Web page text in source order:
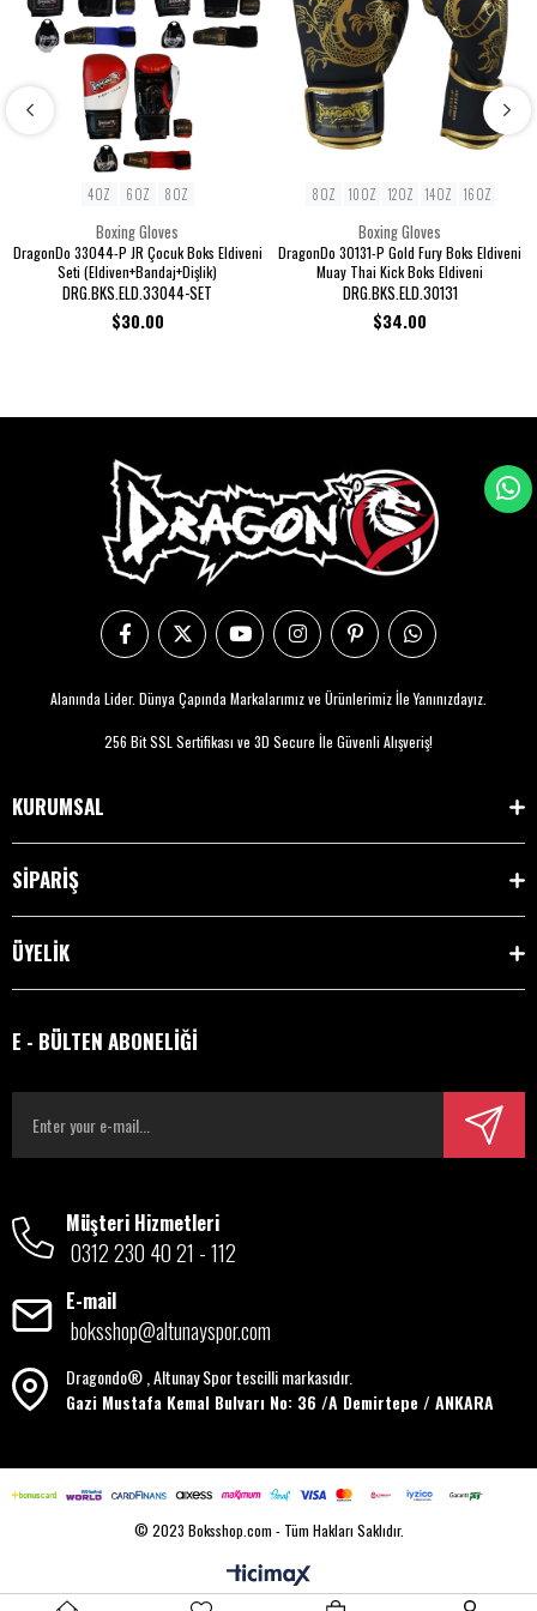
Boxing Gloves
DragonDo 33044-P JR Çocuk Boks Eldiveni
Seti (Eldiven+Bandaj+Dişlik)
DRG.BKS.ELD.33044-SET
$30.00
4 OZ 6 OZ 8 OZ
Boxing Gloves
DragonDo 30131-P Gold Fury Boks Eldiveni
Muay Thai Kick Boks Eldiveni
DRG.BKS.ELD.30131
$34.00
8 OZ 10 OZ 12 OZ 14 OZ 16 OZ
Alanında Lider. Dünya Çapında Markalarımız ve Ürünlerimiz İle Yanınızdayız.
256 Bit SSL Sertifikası ve 3D Secure İle Güvenli Alışveriş!
KURUMSAL
SİPARİŞ
ÜYELİK
E - BÜLTEN ABONELİĞİ
Müşteri Hizmetleri
0312 230 40 21 - 112
E-mail
boksshop@altunayspor.com
Dragondo® , Altunay Spor tescilli markasıdır.
Gazi Mustafa Kemal Bulvarı No: 36 /A Demirtepe / ANKARA
© 2023 Boksshop.com - Tüm Hakları Saklıdır.